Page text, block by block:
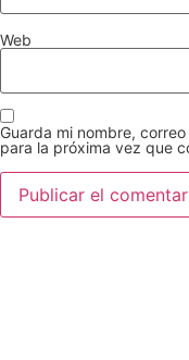
Web
Guarda mi nombre,
para la próxima vez que